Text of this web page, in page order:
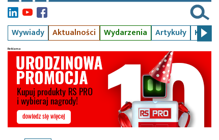
Wywiady Aktualności Wydarzenia Artykuły Kursy